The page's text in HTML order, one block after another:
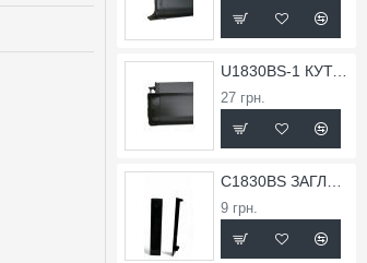
U1830BS-1 КУТОК ВНУТРІШНІХ ДЛЯ ПРОФІЛЮ X1830BS
27 грн.
9 грн.